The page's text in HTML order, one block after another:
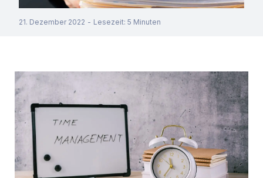
21. Dezember 2022 - Lesezeit: 5 Minuten